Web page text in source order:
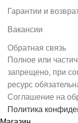
Гарантии и
Вакансии
Обратная связь
Полное или
запрещено, при
ресурс
Соглашение на
Политика